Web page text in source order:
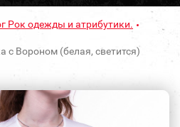
Рок одежды и атрибутики.
Вороном (белая, светится)